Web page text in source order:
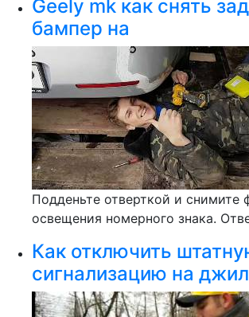
Geely mk как снять
бампер на
Подденьте отверткой и снимите
освещения номерного знака.
Как отключить
сигнализацию на